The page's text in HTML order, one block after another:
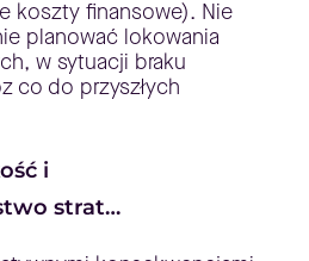
koszty finansowe). Nie
planować lokowania
w sytuacji braku
co do przyszłych
i
strat…